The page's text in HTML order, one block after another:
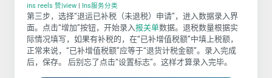
ins reels 赞|view | Ins服务分类
第三步，选择“退运已补税（未退税）申请”，进入数据录入界
面。点击“增加”按钮，开始录入报关单数据。退税数量根据实
际情况填写，如果有补税的，在“已补增值税额”中填上税额，
正常来说，“已补增值税额”应等于“退货计税金额”。录入完成
后，保存。 后别忘了点击“设置标志”。这样才算录入完毕。